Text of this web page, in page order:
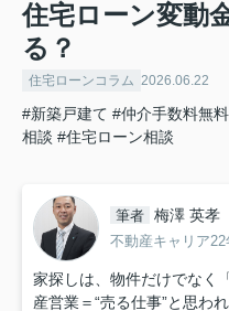
住宅ローン変動
る？
住宅ローンコラム 2026.06.22
#新築戸建て #仲介手数料無料
相談 #住宅ローン相談
筆者 梅澤 英孝
不動産キャリア22
家探しは、物件だけでなく
産営業＝“売る仕事”と思わ